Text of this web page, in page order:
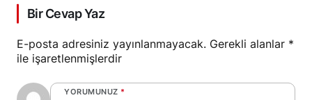
Bir Cevap Yaz
E-posta adresiniz yayınlanmayacak. Gerekli alanlar *
ile işaretlenmişlerdir
YORUMUNUZ *